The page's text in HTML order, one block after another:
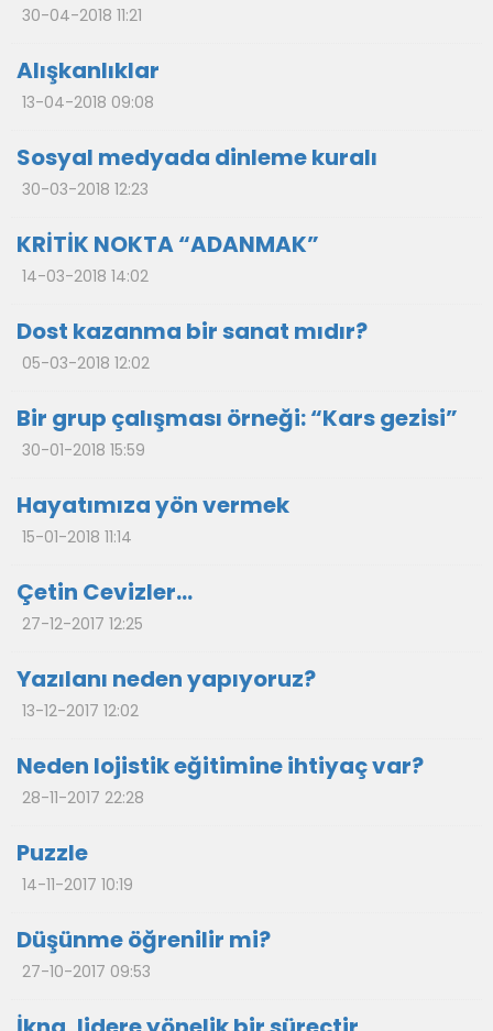
30-04-2018 11:21
Alışkanlıklar
13-04-2018 09:08
Sosyal medyada dinleme kuralı
30-03-2018 12:23
KRİTİK NOKTA “ADANMAK”
14-03-2018 14:02
Dost kazanma bir sanat mıdır?
05-03-2018 12:02
Bir grup çalışması örneği: “Kars gezisi”
30-01-2018 15:59
Hayatımıza yön vermek
15-01-2018 11:14
Çetin Cevizler…
27-12-2017 12:25
Yazılanı neden yapıyoruz?
13-12-2017 12:02
Neden lojistik eğitimine ihtiyaç var?
28-11-2017 22:28
Puzzle
14-11-2017 10:19
Düşünme öğrenilir mi?
27-10-2017 09:53